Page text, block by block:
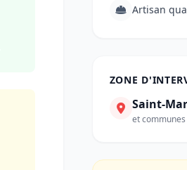
Artisan
ZONE
Saint-
et